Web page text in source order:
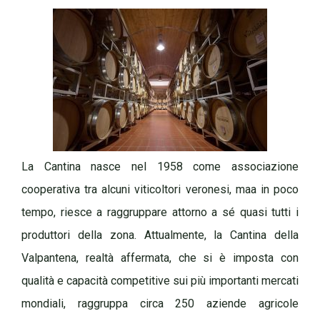
La Cantina nasce nel 1958 come associazione
cooperativa tra alcuni viticoltori veronesi, maa in poco
tempo, riesce a raggruppare attorno a sé quasi tutti i
produttori della zona. Attualmente, la Cantina della
Valpantena, realtà affermata, che si è imposta con
qualità e capacità competitive sui più importanti mercati
mondiali, raggruppa circa 250 aziende agricole